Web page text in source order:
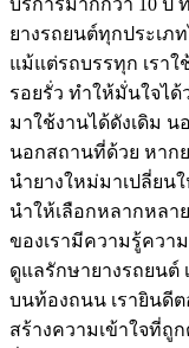
บริการมากกว่า 10 ปี
ยางรถยนต์ทุกประเภ
แม้แต่รถบรรทุก เรา
รอยรั่ว ทำให้มั่นใจไ
มาใช้งานได้ดังเดิม น
นอกสถานที่ด้วย หากย
นำยางใหม่มาเปลี่ย
นำให้เลือกหลากหลา
ของเรามีความรู้ควา
ดูแลรักษายางรถยนต์
บนท้องถนน เรายินดี
สร้างความเข้าใจที่ถู